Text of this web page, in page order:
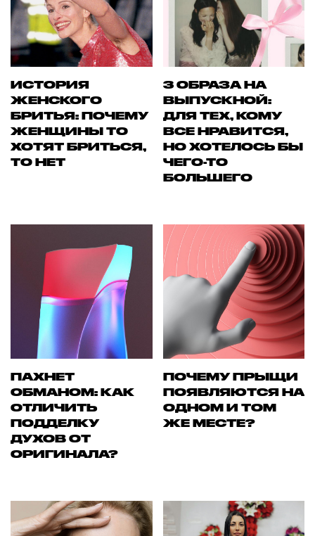
ИСТОРИЯ
ЖЕНСКОГО
БРИТЬЯ: ПОЧЕМУ
ЖЕНЩИНЫ ТО
ХОТЯТ БРИТЬСЯ,
ТО НЕТ
3 ОБРАЗА НА
ВЫПУСКНОЙ:
ДЛЯ ТЕХ, КОМУ
ВСЕ НРАВИТСЯ,
НО ХОТЕЛОСЬ БЫ
ЧЕГО-ТО
БОЛЬШЕГО
ПАХНЕТ
ОБМАНОМ: КАК
ОТЛИЧИТЬ
ПОДДЕЛКУ
ДУХОВ ОТ
ОРИГИНАЛА?
ПОЧЕМУ ПРЫЩИ
ПОЯВЛЯЮТСЯ НА
ОДНОМ И ТОМ
ЖЕ МЕСТЕ?